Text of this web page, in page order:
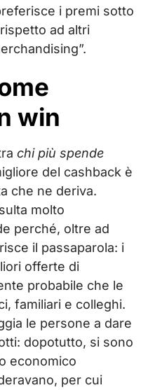
i premi sotto
ad altri
win
chi più spende
del cashback è
che ne deriva.
molto
perché, oltre ad
il passaparola: i
offerte di
probabile che le
familiari e colleghi.
le persone a dare
dopotutto, si sono
economico
per cui